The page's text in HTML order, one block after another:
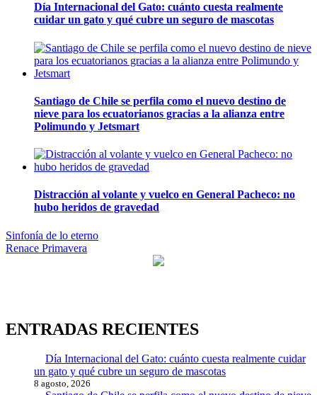
Día Internacional del Gato: cuánto cuesta realmente
cuidar un gato y qué cubre un seguro de mascotas
Santiago de Chile se perfila como el nuevo destino de
nieve para los ecuatorianos gracias a la alianza entre
Polimundo y Jetsmart
Distracción al volante y vuelco en General Pacheco: no
hubo heridos de gravedad
Navegación
de
Sinfonía de lo eterno
Renace Primavera
ENTRADAS RECIENTES
Día Internacional del Gato: cuánto cuesta realmente cuidar
un gato y qué cubre un seguro de mascotas
8 agosto, 2026